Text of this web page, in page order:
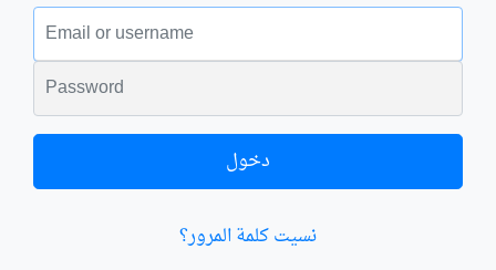
البريد الالكتروني
الكلمة السرية
دخول
نسيت كلمة المرور؟